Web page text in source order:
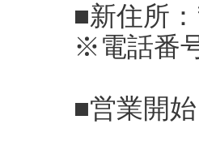
■新住所
※電話番
■営業開